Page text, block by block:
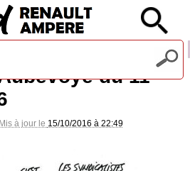
du 11
à jour le 15/10/2016 à 22:49